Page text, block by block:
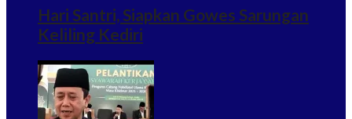
Hari Santri, Siapkan Gowes Sarungan
Keliling Kediri